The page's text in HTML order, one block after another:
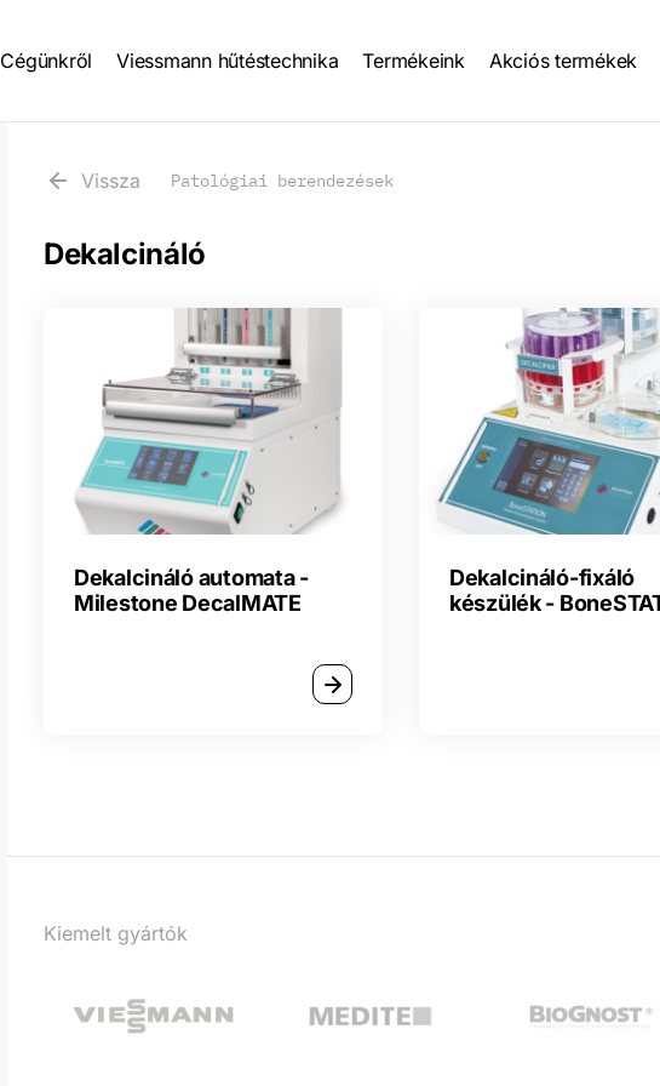
Main
Cégünkről Viessmann hűtéstechnika Termékeink Akciós termékek
Vissza Patológiai berendezések
Dekalcináló
Dekalcináló automata -
Milestone DecalMATE
Dekalcináló-fixáló
készülék -
Kiemelt gyártók